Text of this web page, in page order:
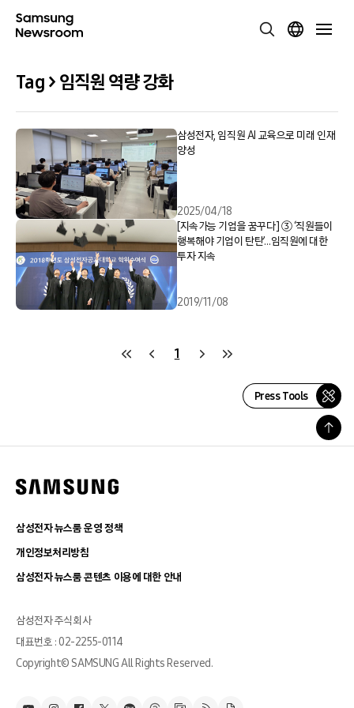
Tag > 임직원 역량 강화
삼성전자, 임직원 AI 교육으로 미래 인재
양성
2025/04/18
[지속가능 기업을 꿈꾸다] ③ ‘직원들이
행복해야 기업이 탄탄’…임직원에 대한
투자 지속
2019/11/08
1
Press Tools
삼성전자 뉴스룸 운영 정책
개인정보처리방침
삼성전자 뉴스룸 콘텐츠 이용에 대한 안내
삼성전자 주식회사
대표번호 : 02-2255-0114
Copyright© SAMSUNG All Rights Reserved.